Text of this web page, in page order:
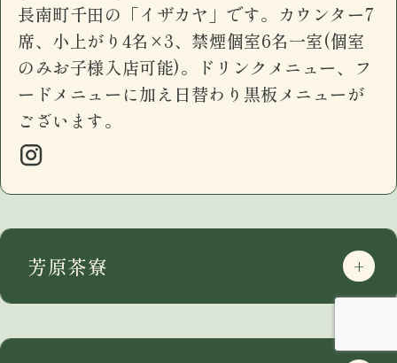
長南町千田の「イザカヤ」です。カウンター7
席、小上がり4名×3、禁煙個室6名一室(個室
のみお子様入店可能)。ドリンクメニュー、フ
ードメニューに加え日替わり黒板メニューが
ございます。
芳原茶寮